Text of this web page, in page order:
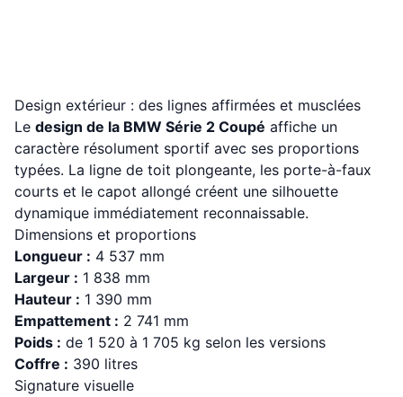
Design extérieur : des lignes affirmées et musclées
Le design de la BMW Série 2 Coupé affiche un
caractère résolument sportif avec ses proportions
typées. La ligne de toit plongeante, les porte-à-faux
courts et le capot allongé créent une silhouette
dynamique immédiatement reconnaissable.
Dimensions et proportions
Longueur : 4 537 mm
Largeur : 1 838 mm
Hauteur : 1 390 mm
Empattement : 2 741 mm
Poids : de 1 520 à 1 705 kg selon les versions
Coffre : 390 litres
Signature visuelle